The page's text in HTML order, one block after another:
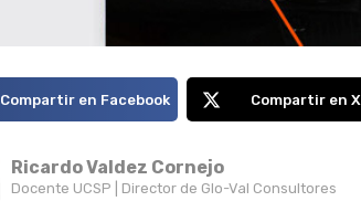
Compartir en Facebook Compartir en X
Ricardo Valdez Cornejo
Docente UCSP | Director de Glo-Val Consultores